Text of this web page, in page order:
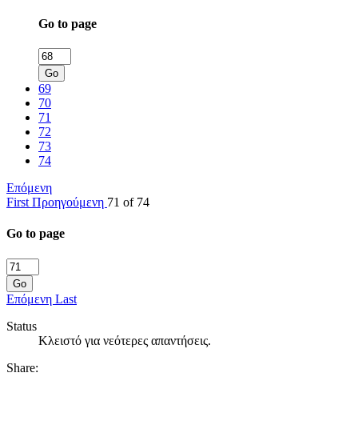
Go to page
Go
69
70
71
72
73
74
Επόμενη
First Προηγούμενη 71 of 74
Go to page
Go
Επόμενη Last
Status
Κλειστό για νεότερες απαντήσεις.
Share: